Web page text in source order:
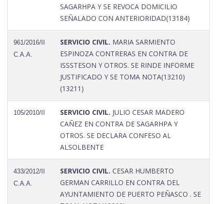
SAGARHPA Y SE REVOCA DOMICILIO
SEÑALADO CON ANTERIORIDAD(13184)
961/2016/II
C.A.A.
SERVICIO CIVIL. MARIA SARMIENTO
ESPINOZA CONTRERAS EN CONTRA DE
ISSSTESON Y OTROS. SE RINDE INFORME
JUSTIFICADO Y SE TOMA NOTA(13210)
(13211)
105/2010/II SERVICIO CIVIL. JULIO CESAR MADERO
CAÑEZ EN CONTRA DE SAGARHPA Y
OTROS. SE DECLARA CONFESO AL
ALSOLBENTE
433/2012/II
C.A.A.
SERVICIO CIVIL. CESAR HUMBERTO
GERMAN CARRILLO EN CONTRA DEL
AYUNTAMIENTO DE PUERTO PEÑASCO . SE